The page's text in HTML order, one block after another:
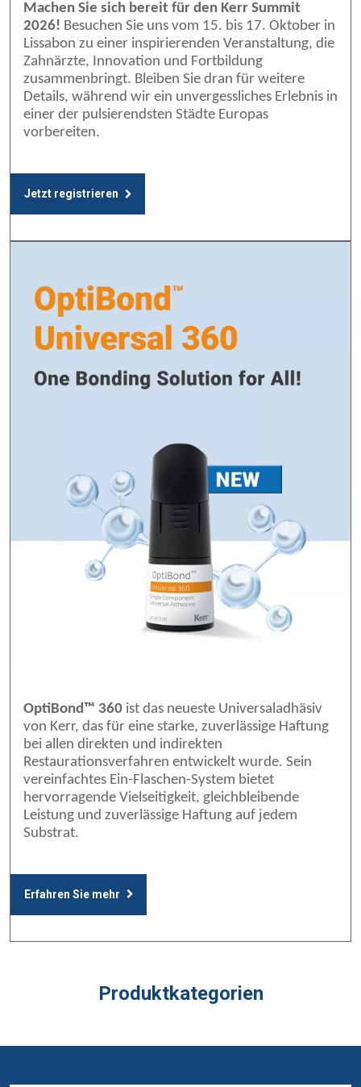
Machen Sie sich bereit für den Kerr Summit
2026! Besuchen Sie uns vom 15. bis 17. Oktober in
Lissabon zu einer inspirierenden Veranstaltung, die
Zahnärzte, Innovation und Fortbildung
zusammenbringt. Bleiben Sie dran für weitere
Details, während wir ein unvergessliches Erlebnis in
einer der pulsierendsten Städte Europas
vorbereiten.
Jetzt registrieren
OptiBond™ 360 ist das neueste Universaladhäsiv
von Kerr, das für eine starke, zuverlässige Haftung
bei allen direkten und indirekten
Restaurationsverfahren entwickelt wurde. Sein
vereinfachtes Ein-Flaschen-System bietet
hervorragende Vielseitigkeit, gleichbleibende
Leistung und zuverlässige Haftung auf jedem
Substrat.
Erfahren Sie mehr
Produktkategorien